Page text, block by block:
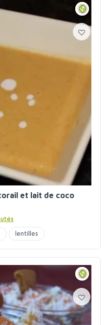
et lait de coco
lentilles